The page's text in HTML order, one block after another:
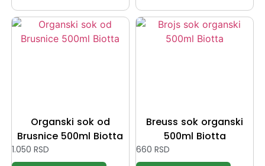
Organski sok od
Brusnice 500ml Biotta
1.050 RSD
Breuss sok organski
500ml Biotta
660 RSD